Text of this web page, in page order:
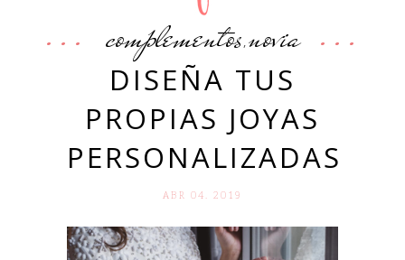
complementos,novia
DISEÑA TUS
PROPIAS JOYAS
PERSONALIZADAS
ABR 04. 2019